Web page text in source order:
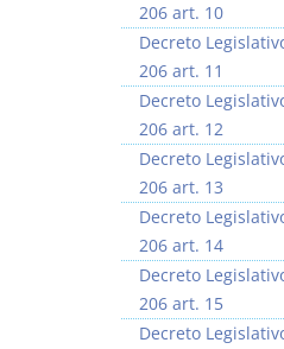
206 art. 10
Decreto
206 art. 11
Decreto
206 art. 12
Decreto
206 art. 13
Decreto
206 art. 14
Decreto
206 art. 15
Decreto